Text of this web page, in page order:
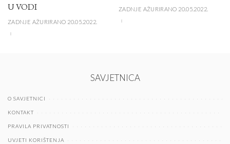
U VODI
ZADNJE AŽURIRANO 20.05.2022.
ZADNJE AŽURIRANO 20.05.2022.
SAVJETNICA
O SAVJETNICI
KONTAKT
PRAVILA PRIVATNOSTI
UVJETI KORIŠTENJA